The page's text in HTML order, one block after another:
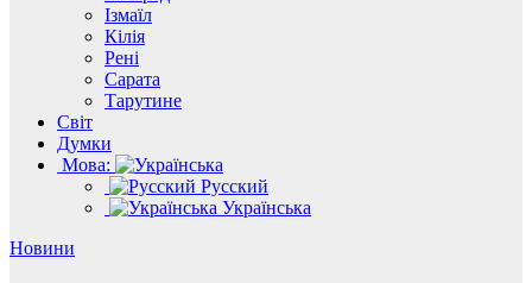
Ізмаїл
Кілія
Рені
Сарата
Тарутине
Світ
Думки
Мова:
Русский
Українська
Новини